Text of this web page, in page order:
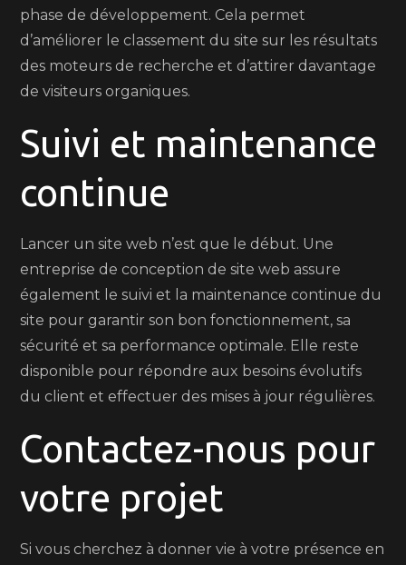
phase de développement. Cela permet
d’améliorer le classement du site sur les résultats
des moteurs de recherche et d’attirer davantage
de visiteurs organiques.
Suivi et maintenance
continue
Lancer un site web n’est que le début. Une
entreprise de conception de site web assure
également le suivi et la maintenance continue du
site pour garantir son bon fonctionnement, sa
sécurité et sa performance optimale. Elle reste
disponible pour répondre aux besoins évolutifs
du client et effectuer des mises à jour régulières.
Contactez-nous pour
votre projet
Si vous cherchez à donner vie à votre présence en